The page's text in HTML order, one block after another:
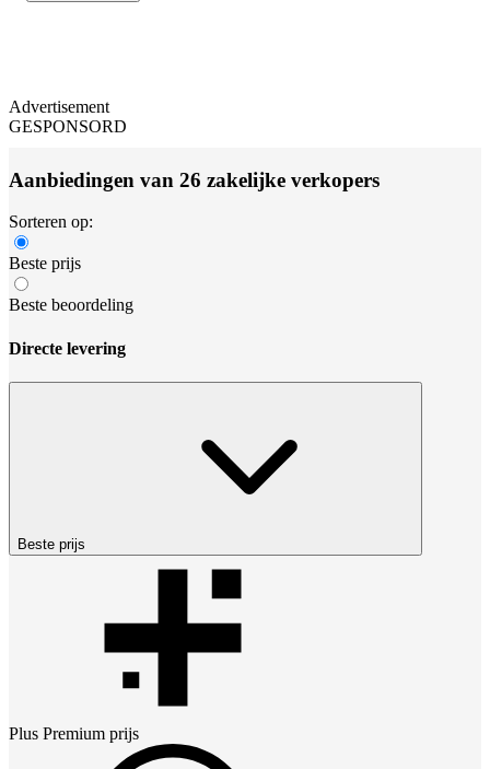
Advertisement
GESPONSORD
Aanbiedingen van 26 zakelijke verkopers
Sorteren op:
Beste prijs
Beste beoordeling
Directe levering
Beste prijs
Plus Premium prijs